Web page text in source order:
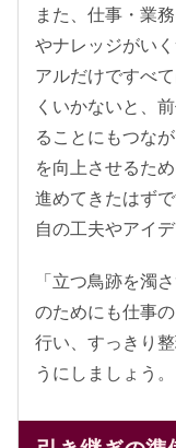
また、仕事・業
やナレッジがい
アルだけですべ
くいかないと、
ることにもつな
を向上させるた
進めてきたはず
自の工夫やアイ
「立つ鳥跡を濁
のためにも仕事
行い、すっきり
うにしましょう。